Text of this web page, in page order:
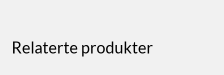
Relaterte produkter